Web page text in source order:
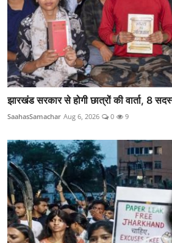
झारखंड सरकार से होगी छात्रों की वार्ता, 8
SaahasSamachar Aug 6, 2026 0 9